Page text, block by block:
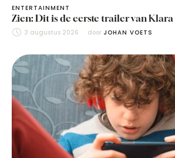
ENTERTAINMENT
Zien: Dit is de eerste trailer van Klara
3 augustus 2026 door JOHAN VOETS